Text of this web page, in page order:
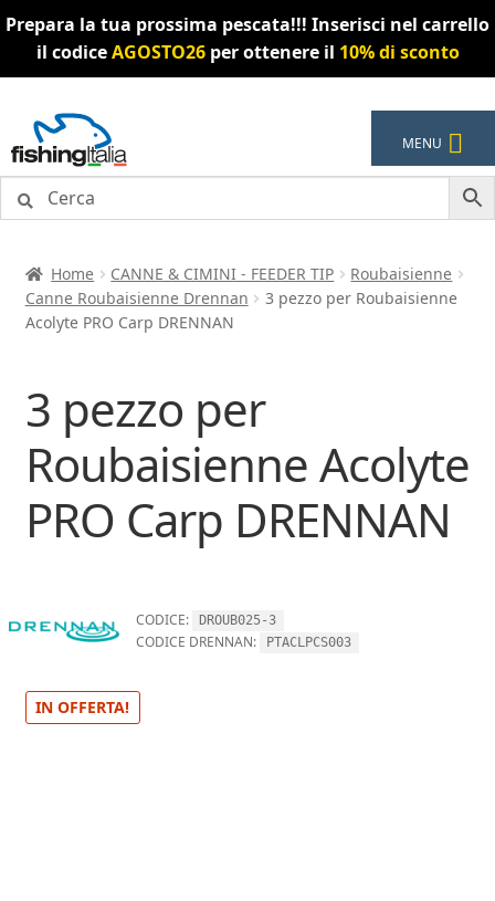
Prepara la tua prossima pescata!!! Inserisci nel carrello
il codiceAGOSTO26per ottenere il 10% di sconto
alla
navigazione
al
contenuto
MENU
Home CANNE & CIMINI - FEEDER TIP
Roubaisienne
Canne Roubaisienne Drennan
3 pezzo per Roubaisienne
Acolyte PRO Carp DRENNAN
3 pezzo per
Roubaisienne Acolyte
PRO Carp DRENNAN
CODICE: DROUB025-3
CODICE DRENNAN: PTACLPCS003
IN OFFERTA!